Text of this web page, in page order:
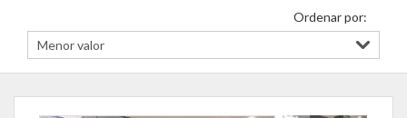
Ordenar por: